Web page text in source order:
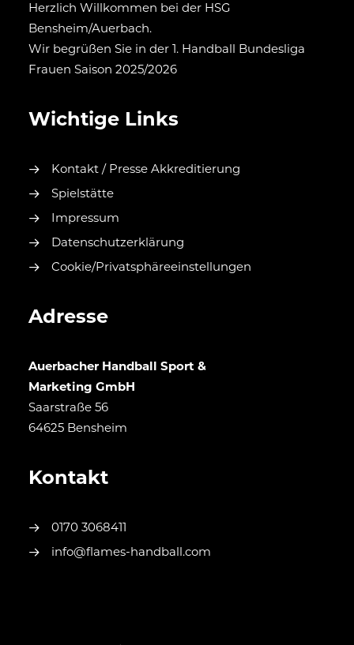
Herzlich Willkommen bei der HSG
Bensheim/Auerbach.
Wir begrüßen Sie in der 1. Handball Bundesliga
Frauen Saison 2025/2026
Wichtige Links
Kontakt / Presse Akkreditierung
Spielstätte
Impressum
Datenschutzerklärung
Cookie/Privatsphäreeinstellungen
Adresse
Auerbacher Handball Sport &
Marketing GmbH
Saarstraße 56
64625 Bensheim
Kontakt
0170 3068411
info@flames-handball.com